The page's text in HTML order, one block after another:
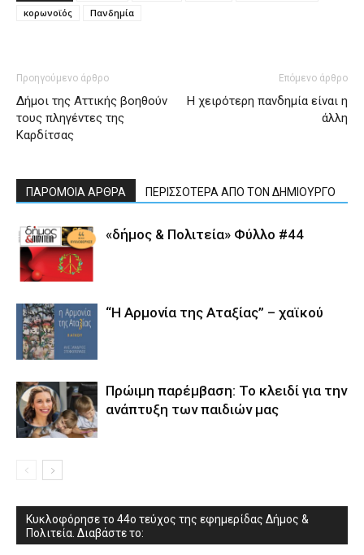
κορωνοϊός
Πανδημία
Προηγούμενο άρθρο
Δήμοι της Αττικής βοηθούν
τους πληγέντες της
Καρδίτσας
Επόμενο άρθρο
Η χειρότερη πανδημία είναι η
άλλη
ΠΑΡΟΜΟΙΑ ΑΡΘΡΑ ΠΕΡΙΣΣΟΤΕΡΑ ΑΠΟ ΤΟΝ ΔΗΜΙΟΥΡΓΟ
«δήμος & Πολιτεία» Φύλλο #44
“Η Αρμονία της Αταξίας” – χαϊκού
Πρώιμη παρέμβαση: Το κλειδί για την
ανάπτυξη των παιδιών µας
Κυκλοφόρησε το 44ο τεύχος της εφημερίδας Δήμος &
Πολιτεία. Διαβάστε το: